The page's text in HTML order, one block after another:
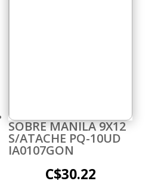
SOBRE MANILA 9X12
S/ATACHE PQ-10UD
IA0107GON
C$30.22